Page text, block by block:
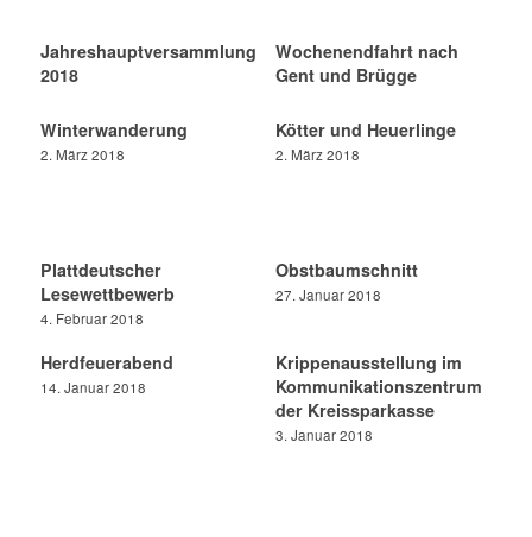
Jahreshauptversammlung
2018
Wochenendfahrt nach
Gent und Brügge
Winterwanderung
2. März 2018
Kötter und Heuerlinge
2. März 2018
Plattdeutscher
Lesewettbewerb
4. Februar 2018
Obstbaumschnitt
27. Januar 2018
Herdfeuerabend
14. Januar 2018
Krippenausstellung im
Kommunikationszentrum
der Kreissparkasse
3. Januar 2018